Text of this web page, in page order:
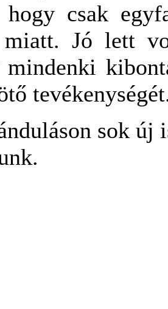
hogy csak
miatt. Jó lett
sok új